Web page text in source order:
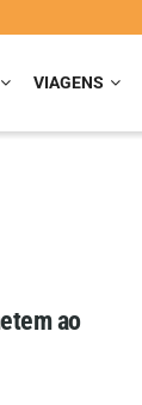
VIAGENS
ao